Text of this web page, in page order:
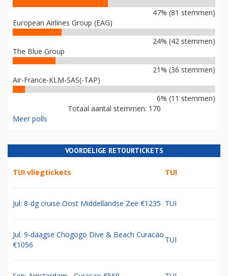
47% (81 stemmen)
European Airlines Group (EAG)
24% (42 stemmen)
The Blue Group
21% (36 stemmen)
Air-France-KLM-SAS(-TAP)
6% (11 stemmen)
Totaal aantal stemmen: 170
Meer polls
VOORDELIGE RETOURTICKETS
TUI vliegtickets TUI
Jul: 8-dg cruise Oost Middellandse Zee €1235 TUI
Jul: 9-daagse Chogogo Dive & Beach Curacao
€1056
TUI